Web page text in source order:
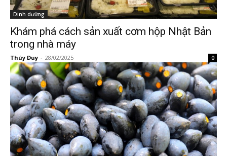
Dinh dưỡng
Khám phá cách sản xuất cơm hộp Nhật Bản
trong nhà máy
Thúy Duy - 28/02/2025 0